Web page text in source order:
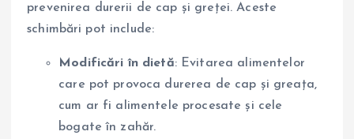
prevenirea durerii de cap și greței. Aceste
schimbări pot include:
Modificări în dietă: Evitarea alimentelor
care pot provoca durerea de cap și greața,
cum ar fi alimentele procesate și cele
bogate în zahăr.